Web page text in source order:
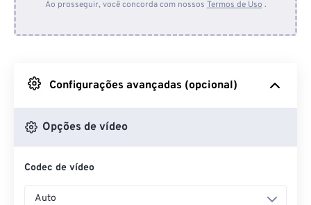
Do Google Drive
Do OneDrive
Ao prosseguir, você concorda com nossos Termos de Uso .
Configurações avançadas (opcional)
Opções de vídeo
Codec de vídeo
Auto